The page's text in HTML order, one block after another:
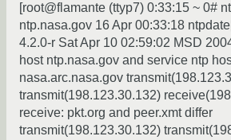
[root@flamante (ttyp7) 0:33:15 ~ 0#
ntp.nasa.gov 16 Apr 00:33:18
4.2.0-r Sat Apr 10 02:59:02 MSD
host ntp.nasa.gov and service ntp
nasa.arc.nasa.gov
transmit(198.123.30.132)
receive: pkt.org and peer.xmt differ
transmit(198.123.30.132)